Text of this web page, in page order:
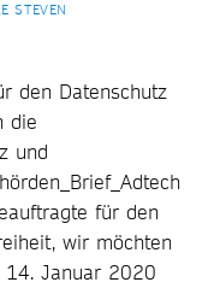
STEVEN
den Datenschutz
die
und
für den
wir möchten
Januar 2020